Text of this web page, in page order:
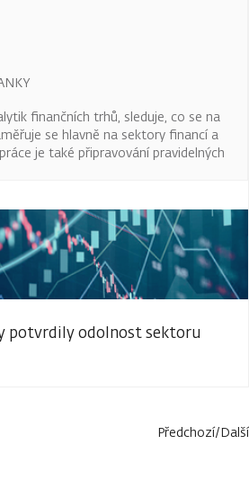
finančních trhů, sleduje, co se na
se hlavně na sektory financí a
je také připravování pravidelných
potvrdily odolnost sektoru
Předchozí/Další